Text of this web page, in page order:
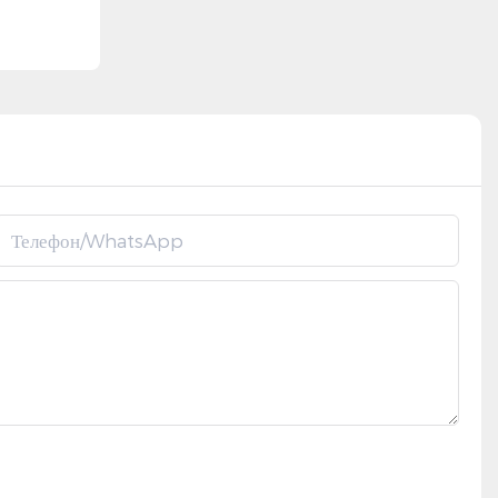
Телефон/WhatsApp